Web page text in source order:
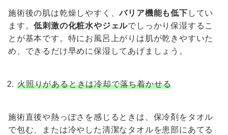
施術後の肌は乾燥しやすく、バリア機能も低下 してい
ます。低刺激の化粧水やジェルでしっかり保湿するこ
とが基本です。特にお風呂上がりは肌が乾きやすいた
め、できるだけ早めに保湿してあげましょう。
火照りがあるときは冷却で落ち着かせる
施術直後や熱っぽさを感じるときは、保冷剤をタオル
で包む、または冷やした清潔なタオルを患部にあてる